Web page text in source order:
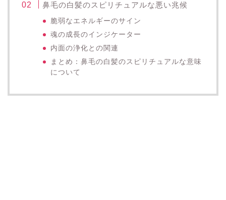
鼻毛の白髪のスピリチュアルな悪い兆候
脆弱なエネルギーのサイン
魂の成長のインジケーター
内面の浄化との関連
まとめ：鼻毛の白髪のスピリチュアルな意味
について